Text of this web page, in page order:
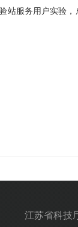
站服务用户实验
江苏省科技